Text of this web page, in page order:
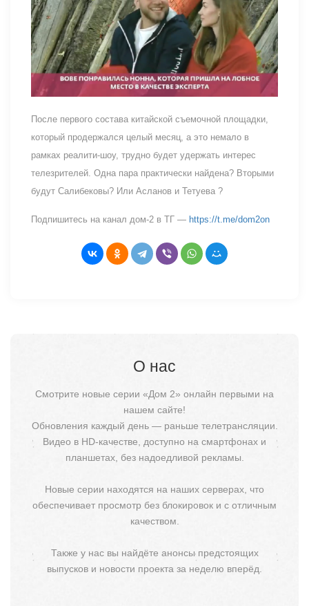
После первого состава китайской съемочной площадки,
который продержался целый месяц, а это немало в
рамках реалити-шоу, трудно будет удержать интерес
телезрителей. Одна пара практически найдена? Вторыми
будут Салибековы? Или Асланов и Тетуева ?
Подпишитесь на канал дом-2 в ТГ — https://t.me/dom2on
О нас
Смотрите новые серии «Дом 2» онлайн первыми на
нашем сайте!
Обновления каждый день — раньше телетрансляции.
Видео в HD-качестве, доступно на смартфонах и
планшетах, без надоедливой рекламы.
Новые серии находятся на наших серверах, что
обеспечивает просмотр без блокировок и с отличным
качеством.
Также у нас вы найдёте анонсы предстоящих
выпусков и новости проекта за неделю вперёд.